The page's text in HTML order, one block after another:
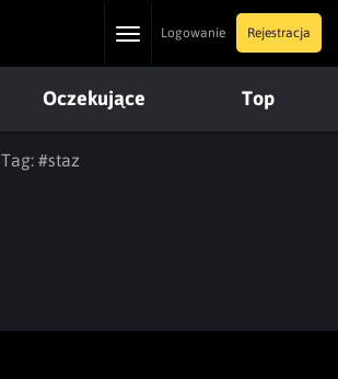
ToggleLogowanie Rejestracja
Oczekujące Top
Tag: #staz